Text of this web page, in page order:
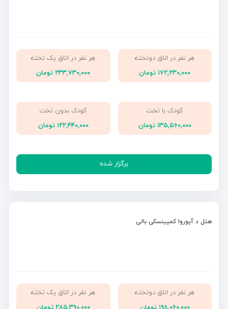
هر نفر در اتاق دوتخته
۱۷۲,۲۳۰,۰۰۰ تومان
هر نفر در اتاق یک تخته
۲۳۳,۷۳۰,۰۰۰ تومان
کودک با تخت
۱۳۵,۵۶۰,۰۰۰ تومان
کودک بدون تخت
۱۲۲,۴۴۰,۰۰۰ تومان
برگزار شده
هتل د آپوروا کمپینسکی بالی
هر نفر در اتاق دوتخته
هر نفر در اتاق یک تخته